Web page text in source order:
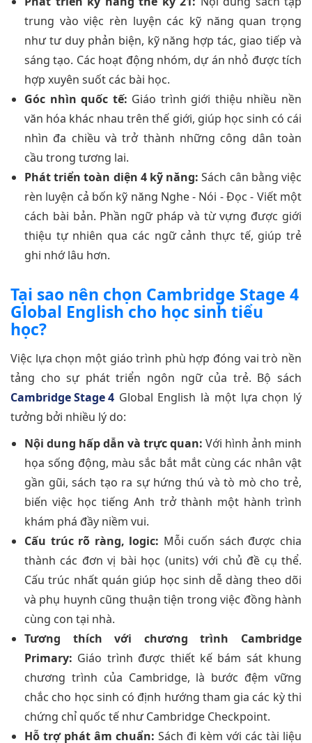
trung vào việc rèn luyện các kỹ năng quan trọng
như tư duy phản biện, kỹ năng hợp tác, giao tiếp và
sáng tạo. Các hoạt động nhóm, dự án nhỏ được tích
hợp xuyên suốt các bài học.
Góc nhìn quốc tế: Giáo trình giới thiệu nhiều nền
văn hóa khác nhau trên thế giới, giúp học sinh có cái
nhìn đa chiều và trở thành những công dân toàn
cầu trong tương lai.
Phát triển toàn diện 4 kỹ năng: Sách cân bằng việc
rèn luyện cả bốn kỹ năng Nghe - Nói - Đọc - Viết một
cách bài bản. Phần ngữ pháp và từ vựng được giới
thiệu tự nhiên qua các ngữ cảnh thực tế, giúp trẻ
ghi nhớ lâu hơn.
Tại sao nên chọn Cambridge Stage 4
Global English cho học sinh tiểu
học?
Việc lựa chọn một giáo trình phù hợp đóng vai trò nền
tảng cho sự phát triển ngôn ngữ của trẻ. Bộ sách
Cambridge Stage 4 Global English là một lựa chọn lý
tưởng bởi nhiều lý do:
Nội dung hấp dẫn và trực quan: Với hình ảnh minh
họa sống động, màu sắc bắt mắt cùng các nhân vật
gần gũi, sách tạo ra sự hứng thú và tò mò cho trẻ,
biến việc học tiếng Anh trở thành một hành trình
khám phá đầy niềm vui.
Cấu trúc rõ ràng, logic: Mỗi cuốn sách được chia
thành các đơn vị bài học (units) với chủ đề cụ thể.
Cấu trúc nhất quán giúp học sinh dễ dàng theo dõi
và phụ huynh cũng thuận tiện trong việc đồng hành
cùng con tại nhà.
Tương thích với chương trình Cambridge
Primary: Giáo trình được thiết kế bám sát khung
chương trình của Cambridge, là bước đệm vững
chắc cho học sinh có định hướng tham gia các kỳ thi
chứng chỉ quốc tế như Cambridge Checkpoint.
Hỗ trợ phát âm chuẩn: Sách đi kèm với các tài liệu